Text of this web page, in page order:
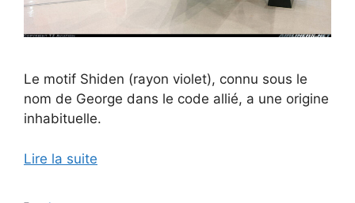
Le motif Shiden (rayon violet), connu sous le
nom de George dans le code allié, a une origine
inhabituelle.
Lire la suite